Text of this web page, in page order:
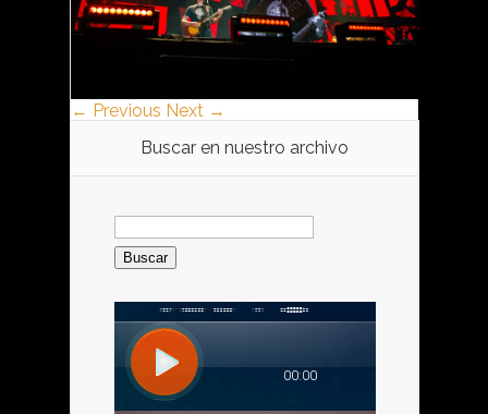
← Previous Next →
Buscar en nuestro archivo
Buscar: